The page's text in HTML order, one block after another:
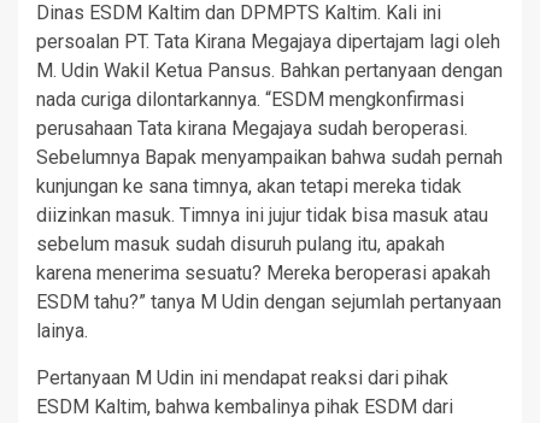
Dinas ESDM Kaltim dan DPMPTS Kaltim. Kali ini
persoalan PT. Tata Kirana Megajaya dipertajam lagi oleh
M. Udin Wakil Ketua Pansus. Bahkan pertanyaan dengan
nada curiga dilontarkannya. “ESDM mengkonfirmasi
perusahaan Tata kirana Megajaya sudah beroperasi.
Sebelumnya Bapak menyampaikan bahwa sudah pernah
kunjungan ke sana timnya, akan tetapi mereka tidak
diizinkan masuk. Timnya ini jujur tidak bisa masuk atau
sebelum masuk sudah disuruh pulang itu, apakah
karena menerima sesuatu? Mereka beroperasi apakah
ESDM tahu?” tanya M Udin dengan sejumlah pertanyaan
lainya.
Pertanyaan M Udin ini mendapat reaksi dari pihak
ESDM Kaltim, bahwa kembalinya pihak ESDM dari